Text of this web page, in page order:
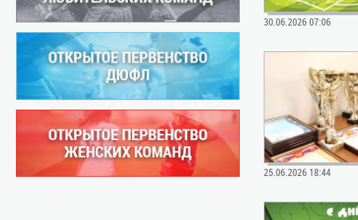
30.06.2026 07:06
25.06.2026 18:44